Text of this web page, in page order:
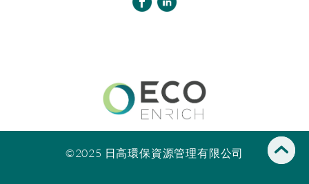
©2025 日高環保資源管理有限公司